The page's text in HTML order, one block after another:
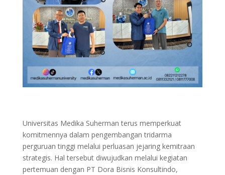
Universitas Medika Suherman terus memperkuat
komitmennya dalam pengembangan tridarma
perguruan tinggi melalui perluasan jejaring kemitraan
strategis. Hal tersebut diwujudkan melalui kegiatan
pertemuan dengan PT Dora Bisnis Konsultindo,